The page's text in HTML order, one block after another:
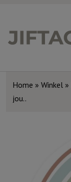
Home » Winkel »
jou..